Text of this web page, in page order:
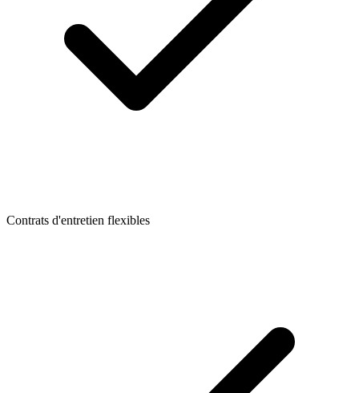
Contrats d'entretien flexibles